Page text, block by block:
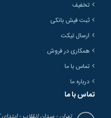
تخفیف
ثبت فیش بانکی
ارسال تیکت
همکاری در فروش
تماس با ما
درباره ما
تماس با ما